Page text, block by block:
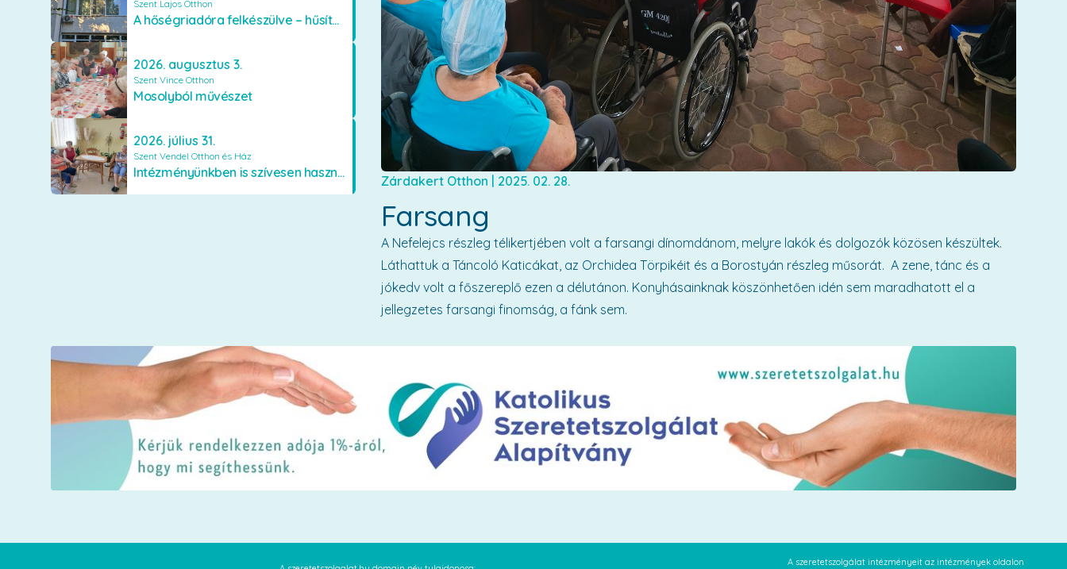
Szent Lajos Otthon
A hőségriadóra felkészülve – hűsítő fejlesztések a Szent Lajos Otthonban
2026. augusztus 3.
Szent Vince Otthon
Mosolyból művészet
2026. július 31.
Szent Vendel Otthon és Ház
Intézményünkben is szívesen használják a VR szemüveget
Zárdakert Otthon | 2025. 02. 28.
Farsang
A Nefelejcs részleg télikertjében volt a farsangi dínomdánom, melyre lakók és dolgozók közösen készültek.
Láthattuk a Táncoló Katicákat, az Orchidea Törpikéit és a Borostyán részleg műsorát. A zene, tánc és a
jókedv volt a főszereplő ezen a délutánon. Konyhásainknak köszönhetően idén sem maradhatott el a
jellegzetes farsangi finomság, a fánk sem.
A szeretetszolgálat intézményeit az intézmények oldalon